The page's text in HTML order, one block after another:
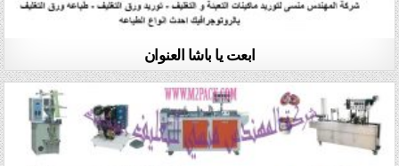
ابعت يا باشا العنوان